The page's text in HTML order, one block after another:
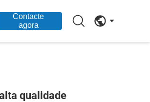
Contacte
agora
qualidade